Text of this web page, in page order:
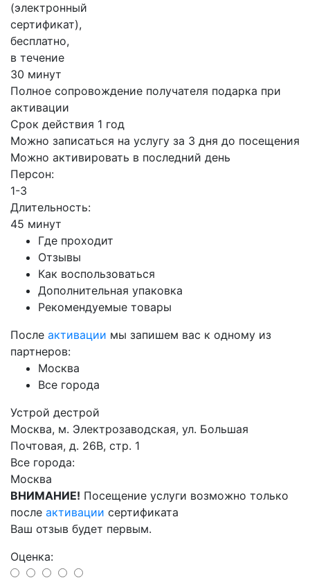
(электронный
сертификат),
бесплатно,
в течение
30 минут
Полное сопровождение получателя подарка при
активации
Срок действия 1 год
Можно записаться на услугу за 3 дня до посещения
Можно активировать в последний день
Персон:
1-3
Длительность:
45 минут
Где проходит
Отзывы
Как воспользоваться
Дополнительная упаковка
Рекомендуемые товары
После активации мы запишем вас к одному из
партнеров:
Москва
Все города
Устрой дестрой
Москва, м. Электрозаводская, ул. Большая
Почтовая, д. 26В, стр. 1
Все города:
Москва
ВНИМАНИЕ! Посещение услуги возможно только
после активации сертификата
Ваш отзыв будет первым.
Оценка: